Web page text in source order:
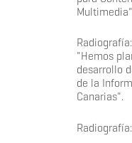
"Hemos
desarrollo
de la
Canarias".